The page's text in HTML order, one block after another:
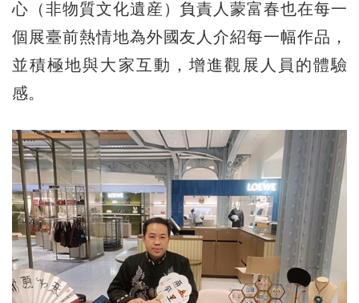
心（非物質文化遺産）負責人蒙富春也在每一
個展臺前熱情地為外國友人介紹每一幅作品，
並積極地與大家互動，增進觀展人員的體驗
感。